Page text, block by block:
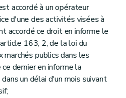
accordé à un opérateur
d'une des activités visées à
accordé ce droit en informe le
163, 2, de la loi du
publics dans les
dernier en informe la
un délai d'un mois suivant